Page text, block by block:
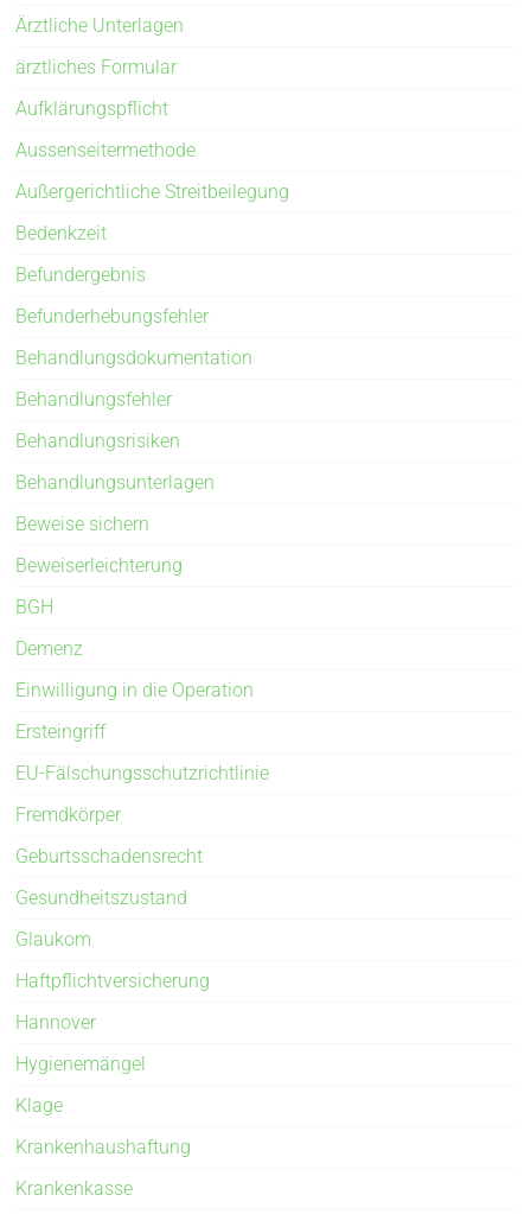
Ärztliche Unterlagen
ärztliches Formular
Aufklärungspflicht
Aussenseitermethode
Außergerichtliche Streitbeilegung
Bedenkzeit
Befundergebnis
Befunderhebungsfehler
Behandlungsdokumentation
Behandlungsfehler
Behandlungsrisiken
Behandlungsunterlagen
Beweise sichern
Beweiserleichterung
BGH
Demenz
Einwilligung in die Operation
Ersteingriff
EU-Fälschungsschutzrichtlinie
Fremdkörper
Geburtsschadensrecht
Gesundheitszustand
Glaukom
Haftpflichtversicherung
Hannover
Hygienemängel
Klage
Krankenhaushaftung
Krankenkasse